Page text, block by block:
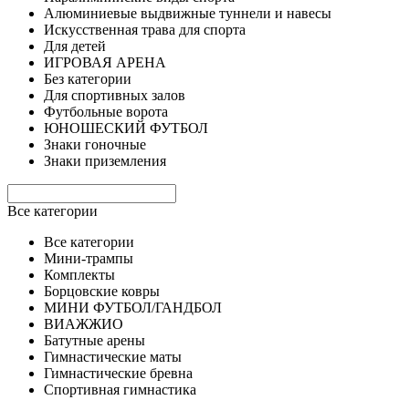
Алюминиевые выдвижные туннели и навесы
Искусственная трава для спорта
Для детей
ИГРОВАЯ АРЕНА
Без категории
Для спортивных залов
Футбольные ворота
ЮНОШЕСКИЙ ФУТБОЛ
Знаки гоночные
Знаки приземления
Все категории
Все категории
Мини-трампы
Комплекты
Борцовские ковры
МИНИ ФУТБОЛ/ГАНДБОЛ
ВИАЖЖИО
Батутные арены
Гимнастические маты
Гимнастические бревна
Спортивная гимнастика